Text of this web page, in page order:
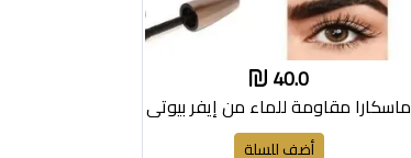
40.0
ماسكارا مقاومة للماء من إيفر بيوتي
أضف للسلة